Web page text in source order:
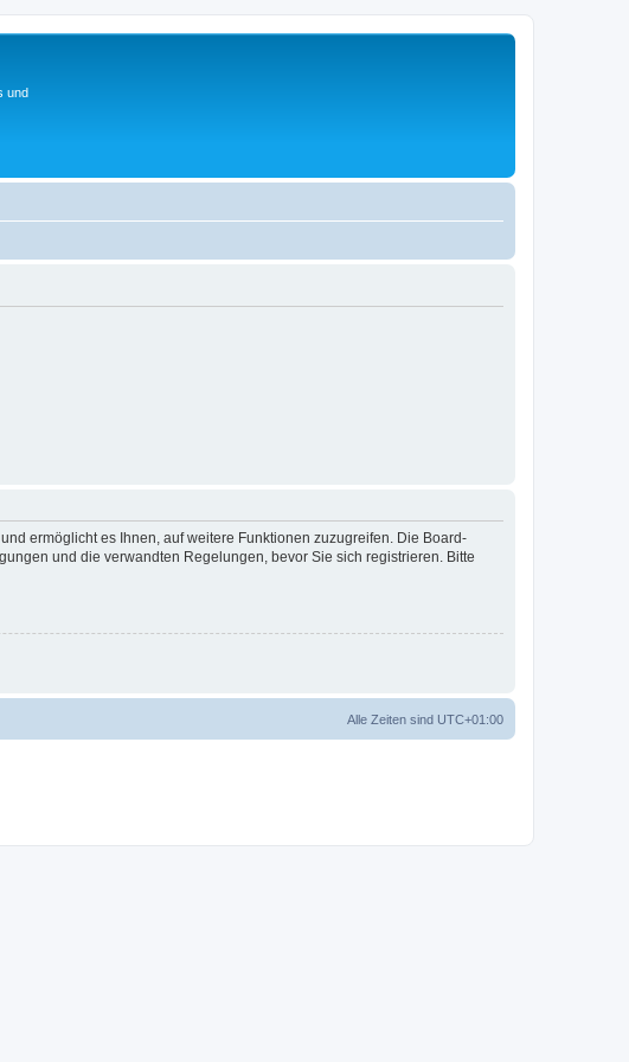
und
ermöglicht es Ihnen, auf weitere Funktionen zuzugreifen. Die Board-
und die verwandten Regelungen, bevor Sie sich registrieren. Bitte
Alle Zeiten sind UTC+01:00